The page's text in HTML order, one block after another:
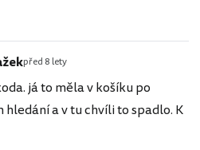
před 8 lety
já to měla v košíku po
hledání a v tu chvíli to spadlo. K